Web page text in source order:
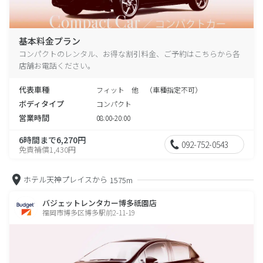
基本料金プラン
コンパクトのレンタル、お得な割引料金、ご予約はこちらから各
店舗お電話ください。
代表車種 フィット 他 （車種指定不可）
ボディタイプ コンパクト
営業時間 08:00-20:00
6時間まで6,270円
免責補償1,430円 092-752-0543
ホテル天神プレイスから 1575m
バジェットレンタカー博多祇園店
福岡市博多区博多駅前2-11-19